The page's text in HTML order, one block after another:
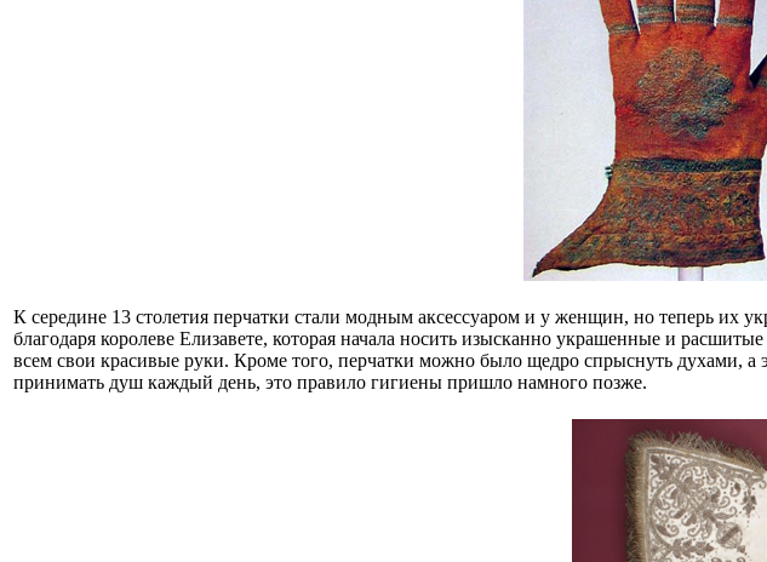
К середине 13 столетия перчатки стали модным аксессуаром и у женщин, но теперь их
благодаря королеве Елизавете, которая начала носить изысканно украшенные и
всем свои красивые руки. Кроме того, перчатки можно было щедро спрыснуть духами,
принимать душ каждый день, это правило гигиены пришло намного позже.